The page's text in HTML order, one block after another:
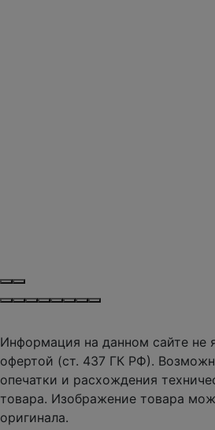
Информация на данном сайте не
офертой (ст. 437 ГК РФ).
опечатки и расхождения
товара. Изображение товара
оригинала.